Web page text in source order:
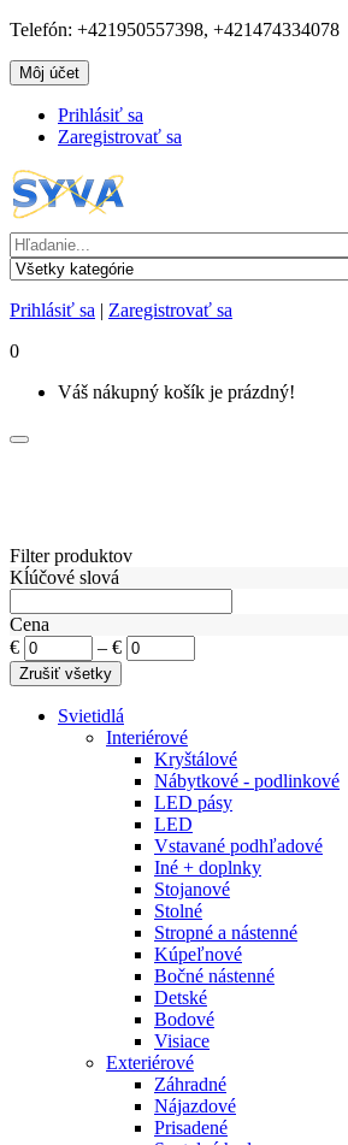
Telefón: +421950557398, +421474334078
Môj účet
Prihlásiť sa
Zaregistrovať sa
Prihlásiť sa | Zaregistrovať sa
0
Váš nákupný košík je prázdný!
Filter produktov
Kĺúčové slová
Cena
€
– €
Svietidlá
Interiérové
Kryštálové
Nábytkové - podlinkové
LED pásy
LED
Vstavané podhľadové
Iné + doplnky
Stojanové
Stolné
Stropné a nástenné
Kúpeľnové
Bočné nástenné
Detské
Bodové
Visiace
Exteriérové
Záhradné
Nájazdové
Prisadené